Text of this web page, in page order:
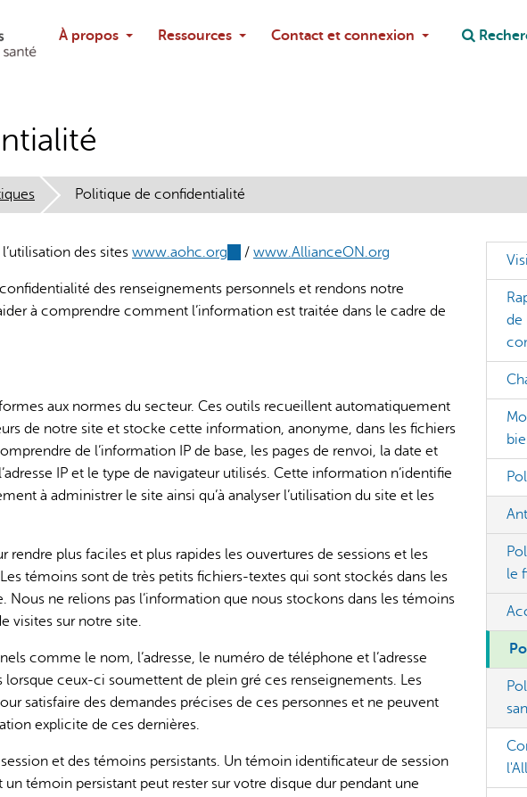
Poser une question au
L'IA peut afficher des informations incorrectes,
À propos Ressources Contact et connexion
Politique de confidentialité
des sites www.aohc.org (link
external)
/ www.AllianceON.org
des renseignements personnels et rendons notre
à comprendre comment l’information est traitée dans le cadre de
aux normes du secteur. Ces outils recueillent automatiquement
de notre site et stocke cette information, anonyme, dans les fichiers
de l’information IP de base, les pages de renvoi, la date et
IP et le type de navigateur utilisés. Cette information n’identifie
à administrer le site ainsi qu’à analyser l’utilisation du site et les
rendre plus faciles et plus rapides les ouvertures de sessions et les
témoins sont de très petits fichiers-textes qui sont stockés dans les
Nous ne relions pas l’information que nous stockons dans les témoins
visites sur notre site.
comme le nom, l’adresse, le numéro de téléphone et l’adresse
ceux-ci soumettent de plein gré ces renseignements. Les
satisfaire des demandes précises de ces personnes et ne peuvent
explicite de ces dernières.
et des témoins persistants. Un témoin identificateur de session
témoin persistant peut rester sur votre disque dur pendant une
de
le